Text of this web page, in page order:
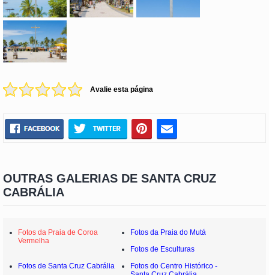
Avalie esta página
OUTRAS GALERIAS DE SANTA CRUZ
CABRÁLIA
Fotos da Praia de Coroa
Vermelha
Fotos da Praia do Mutá
Fotos de Esculturas
Fotos de Santa Cruz Cabrália
Fotos do Centro Histórico -